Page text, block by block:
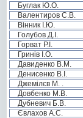
Буглак Ю.О.
Валентиров С.В.
Вінник І.Ю.
Голубов Д.І.
Горват Р.І.
Гринів І.О.
Давиденко В.М.
Денисенко В.І.
Джемілєв М. .
Довбенко М.В.
Дубневич Б.В.
Євлахов А.С.